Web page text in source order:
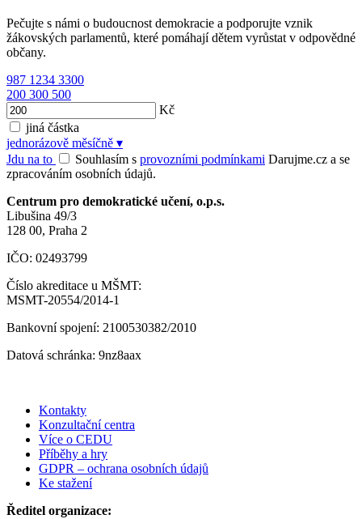
Pečujte s námi o budoucnost demokracie a podporujte vznik
žákovských parlamentů, které pomáhají dětem vyrůstat v odpovědné
občany.
987 1234 3300
200 300 500
Kč
jiná částka
jednorázově měsíčně ▾
Jdu na to
Souhlasím s provozními podmínkami Darujme.cz a se
zpracováním osobních údajů.
Centrum pro demokratické učení, o.p.s.
Libušina 49/3
128 00, Praha 2
IČO: 02493799
Číslo akreditace u MŠMT:
MSMT-20554/2014-1
Bankovní spojení: 2100530382/2010
Datová schránka: 9nz8aax
Kontakty
Konzultační centra
Více o CEDU
Příběhy a hry
GDPR – ochrana osobních údajů
Ke stažení
Ředitel organizace: